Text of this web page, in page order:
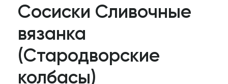
Сосиски Сливочные
вязанка
(Стародворские
колбасы)